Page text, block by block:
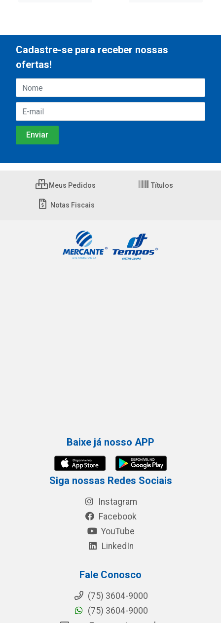
Cadastre-se para receber nossas
ofertas!
Meus Pedidos Títulos
Notas Fiscais
Baixe já nosso APP
Siga nossas Redes Sociais
Instagram
Facebook
YouTube
LinkedIn
Fale Conosco
(75) 3604-9000
(75) 3604-9000